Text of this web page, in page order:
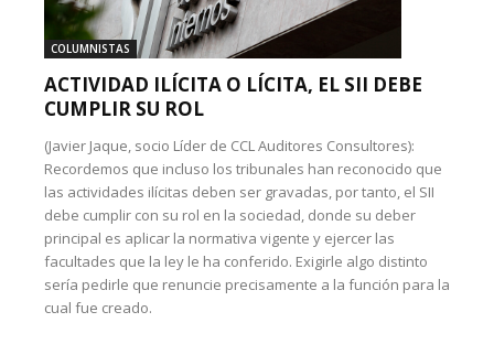
COLUMNISTAS
ACTIVIDAD ILÍCITA O LÍCITA, EL SII DEBE
CUMPLIR SU ROL
(Javier Jaque, socio Líder de CCL Auditores Consultores):
Recordemos que incluso los tribunales han reconocido que
las actividades ilícitas deben ser gravadas, por tanto, el SII
debe cumplir con su rol en la sociedad, donde su deber
principal es aplicar la normativa vigente y ejercer las
facultades que la ley le ha conferido. Exigirle algo distinto
sería pedirle que renuncie precisamente a la función para la
cual fue creado.